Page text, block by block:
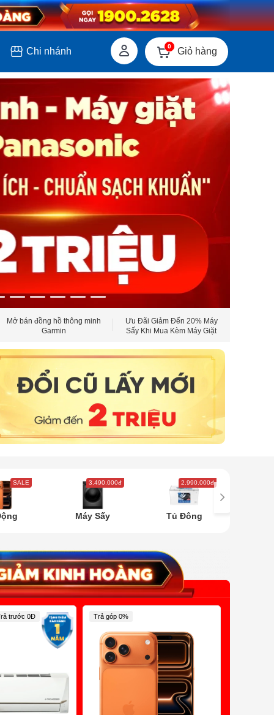
Chi nhánh 0 Giỏ hàng
Mở bán đồng hồ thông minh
Garmin
Ưu Đãi Giảm Đến 20% Máy
Sấy Khi Mua Kèm Máy Giặt
SALE 3.490.000đ
Máy Sấy
2.990.000đ
Tủ Đông
trước 0Đ Trả góp 0%